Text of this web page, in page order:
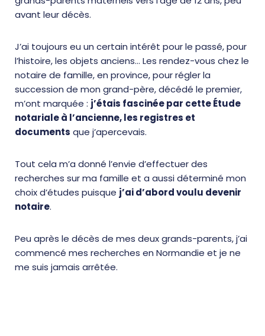
avant leur décès.
J’ai toujours eu un certain intérêt pour le passé, pour
l’histoire, les objets anciens… Les rendez-vous chez le
notaire de famille, en province, pour régler la
succession de mon grand-père, décédé le premier,
m’ont marquée : j’étais fascinée par cette Étude
notariale à l’ancienne, les registres et
documents que j’apercevais.
Tout cela m’a donné l’envie d’effectuer des
recherches sur ma famille et a aussi déterminé mon
choix d’études puisque j’ai d’abord voulu devenir
notaire.
Peu après le décès de mes deux grands-parents, j’ai
commencé mes recherches en Normandie et je ne
me suis jamais arrêtée.